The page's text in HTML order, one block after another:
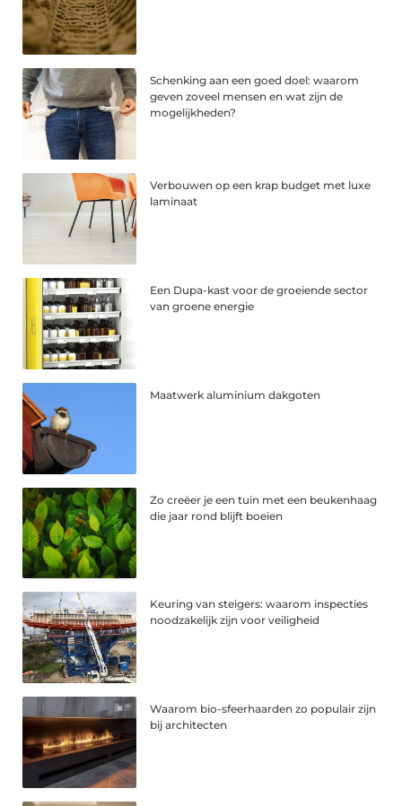
Schenking aan een goed doel: waarom
geven zoveel mensen en wat zijn de
mogelijkheden?
Verbouwen op een krap budget met luxe
laminaat
Een Dupa-kast voor de groeiende sector
van groene energie
Maatwerk aluminium dakgoten
Zo creëer je een tuin met een beukenhaag
die jaar rond blijft boeien
Keuring van steigers: waarom inspecties
noodzakelijk zijn voor veiligheid
Waarom bio-sfeerhaarden zo populair zijn
bij architecten